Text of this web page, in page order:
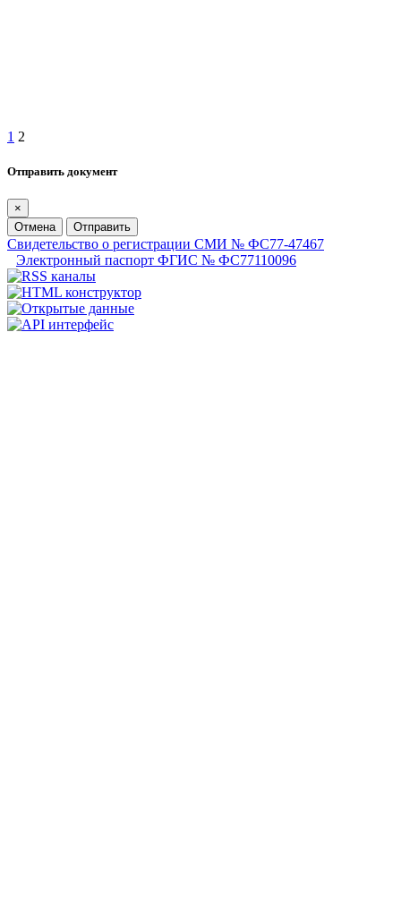
1 2
Отправить документ
×
Отмена
Отправить
Свидетельство о регистрации СМИ № ФС77-47467
Электронный паспорт ФГИС № ФС77110096